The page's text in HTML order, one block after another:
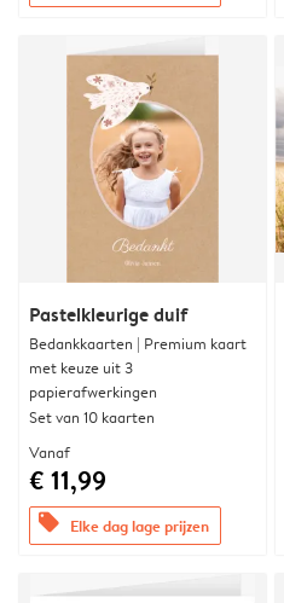
Pastelkleurige duif
Bedankkaarten | Premium kaart
met keuze uit 3
papierafwerkingen
Set van 10 kaarten
Vanaf
€ 11,99
offers Elke dag lage prijzen